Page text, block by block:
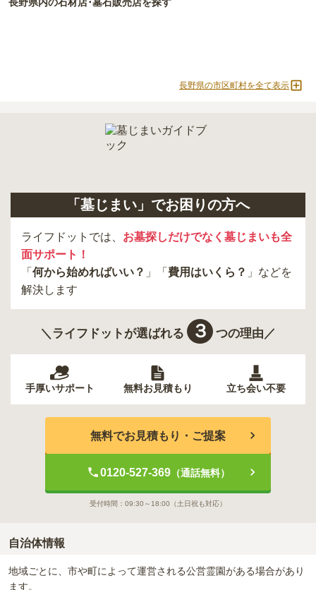
長野県内の石材店･墓石販売店を探す
長野県の市区町村を全て表示
「墓じまい」でお困りの方へ
ライフドットでは、 お墓探しだけでなく墓じまいも全
面サポート！
「 何から始めればいい？ 」「 費用はいくら？ 」などを
解決します
＼ライフドットが選ばれる ３ つの理由／
手厚いサポート 無料お見積もり 立ち会い不要
無料でお見積もり・ご提案
0120-527-369（通話無料）
受付時間： 09:30～18:00 （土日祝も対応）
自治体情報
地域ごとに、市や町によって運営される公営霊園がある場合があり
ます。